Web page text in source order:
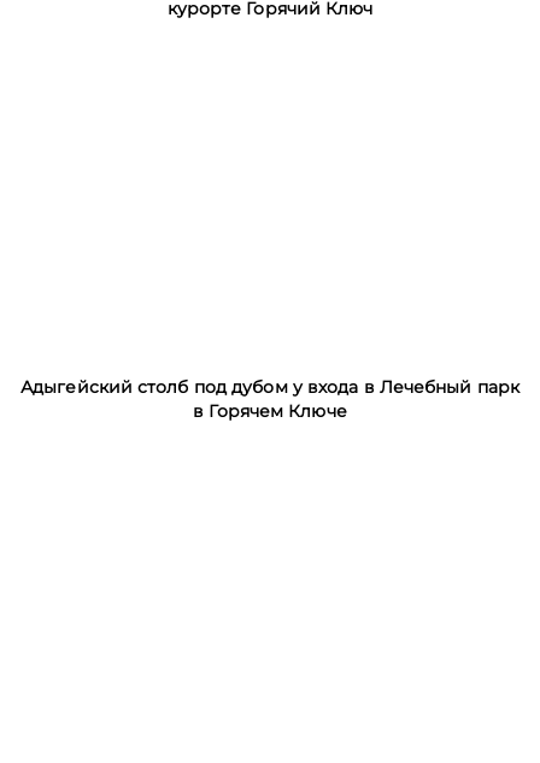
курорте Горячий Ключ
Адыгейский столб под дубом у входа в Лечебный парк
в Горячем Ключе